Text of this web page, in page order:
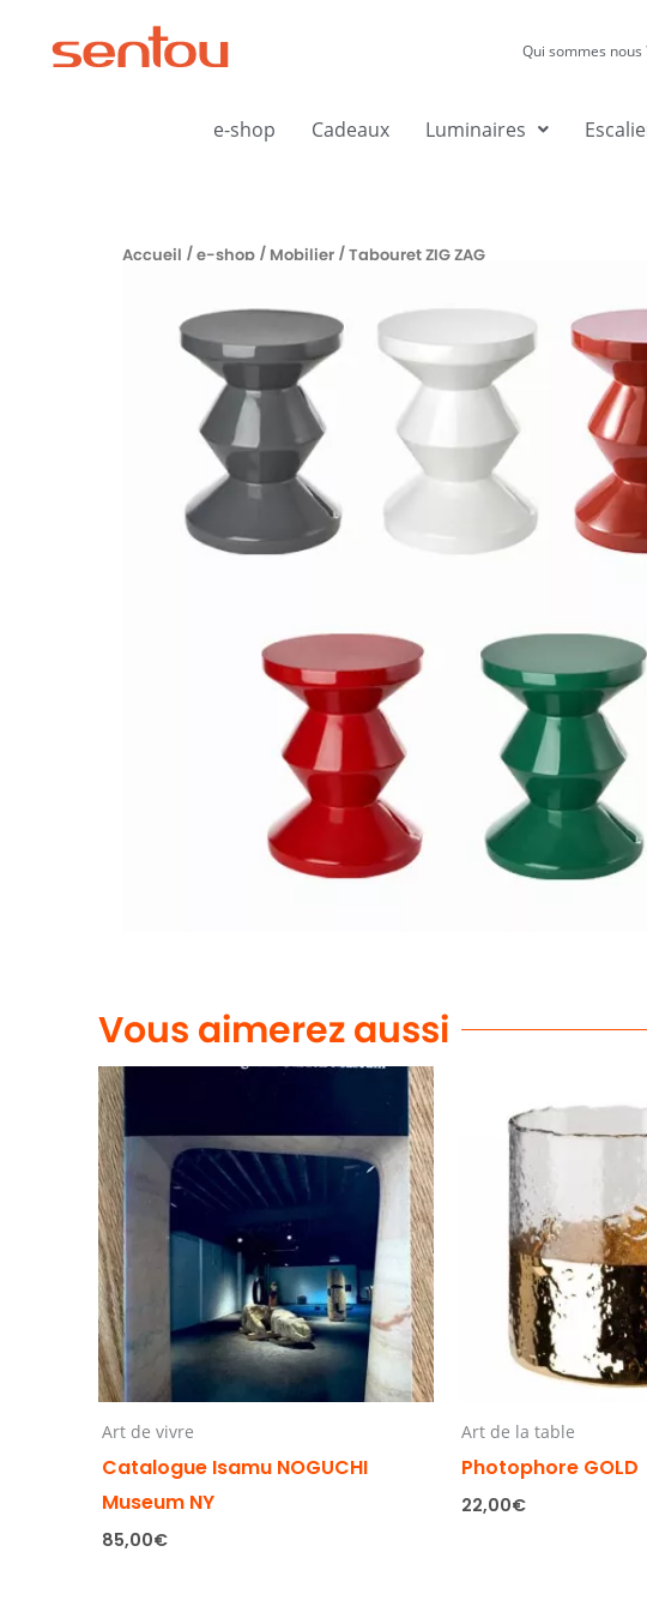
Qui sommes nous
e-shop Cadeaux Luminaires
Accueil /e-shop / Mobilier / Tabouret ZIG ZAG
Vous aimerez aussi
Art de vivre
Catalogue Isamu NOGUCHI
Museum NY
85,00€
Art de la table
Photophore GOLD
22,00€